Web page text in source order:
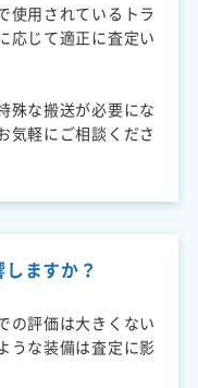
使用されているトラ
応じて適正に査定い
殊な搬送が必要にな
気軽にご相談くださ
ますか？
の評価は大きくない
うな装備は査定に影